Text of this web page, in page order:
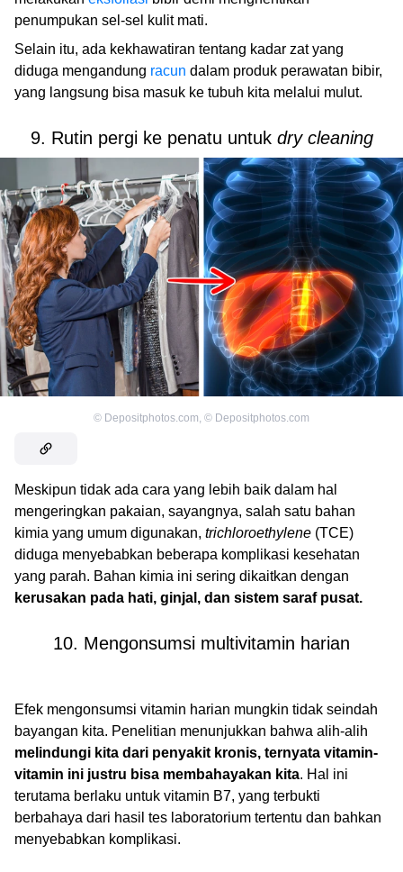
penumpukan sel-sel kulit mati.
Selain itu, ada kekhawatiran tentang kadar zat yang
diduga mengandung racun dalam produk perawatan bibir,
yang langsung bisa masuk ke tubuh kita melalui mulut.
9. Rutin pergi ke penatu untuk dry cleaning
© Depositphotos.com © Depositphotos.com
Meskipun tidak ada cara yang lebih baik dalam hal
mengeringkan pakaian, sayangnya, salah satu bahan
kimia yang umum digunakan, trichloroethylene (TCE)
diduga menyebabkan beberapa komplikasi kesehatan
yang parah. Bahan kimia ini sering dikaitkan dengan
kerusakan pada hati, ginjal, dan sistem saraf pusat.
10. Mengonsumsi multivitamin harian
Efek mengonsumsi vitamin harian mungkin tidak seindah
bayangan kita. Penelitian menunjukkan bahwa alih-alih
melindungi kita dari penyakit kronis, ternyata vitamin-
vitamin ini justru bisa membahayakan kita. Hal ini
terutama berlaku untuk vitamin B7, yang terbukti
berbahaya dari hasil tes laboratorium tertentu dan bahkan
menyebabkan komplikasi.